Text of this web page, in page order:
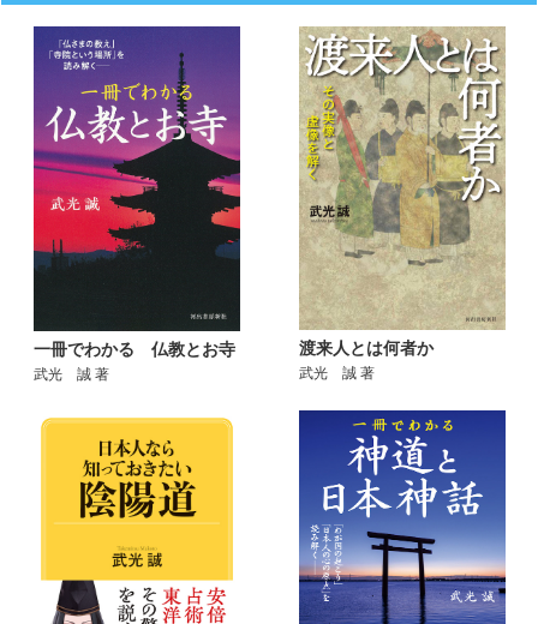
一冊でわかる 仏教とお寺
武光 誠 著
渡来人とは何者か
武光 誠 著